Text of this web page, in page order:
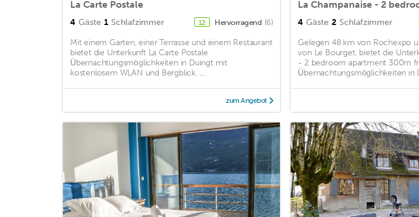
La Carte Postale
4 Gäste 1 Schlafzimmer 12 Hervorragend (6)
Mit einem Garten, einer Terrasse und einem Restaurant
bietet die Unterkunft La Carte Postale
Übernachtungsmöglichkeiten in Duingt mit
kostenlosem WLAN und Bergblick. ...
zum Angebot
4 Gäste 2 Schlafzimmer
Gelegen 48 km von Rochexpo
von Le Bourget, bietet die
- 2 bedroom apartment 300m
Übernachtungsmöglichkeiten in